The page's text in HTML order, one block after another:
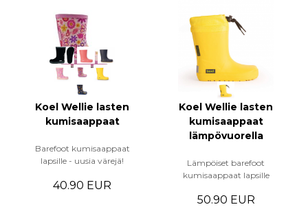
Koel Wellie lasten
kumisaappaat
Barefoot kumisaappaat
lapsille - uusia värejä!
40.90 EUR
Koel Wellie lasten
kumisaappaat
lämpövuorella
Lämpöiset barefoot
kumisaappaat lapsille
50.90 EUR